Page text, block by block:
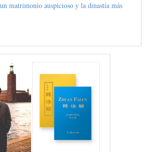
matrimonio auspicioso y la dinastía más